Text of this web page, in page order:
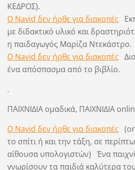
ΚΕΔΡΟΣ).
Ο Navid δεν ήρθε για διακοπές
με διδακτικό υλικό και
η παιδαγωγός Μαρίζα Ντεκάστρο.
Ο Navid δεν ήρθε για διακοπές
ένα απόσπασμα από το βιβλίο.
.
ΠΑΙΧΝΙΔΙΑ ομαδικά, ΠΑΙΧΝΙΔΙΑ
Ο Navid δεν ήρθε για διακοπές
το σπίτι ή και την τάξη, σε
αίθουσα υπολογιστών) Ένα
γνωρίσουν τα παιδιά καλύτερα